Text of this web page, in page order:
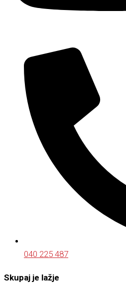
040 225 487
Skupaj je lažje